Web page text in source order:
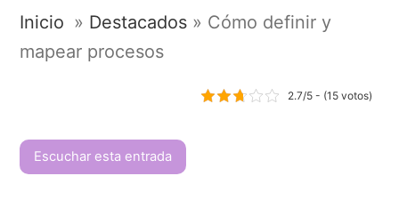
Inicio » Destacados » Cómo definir y
mapear procesos
2.7/5 - (15 votos)
Escuchar esta entrada